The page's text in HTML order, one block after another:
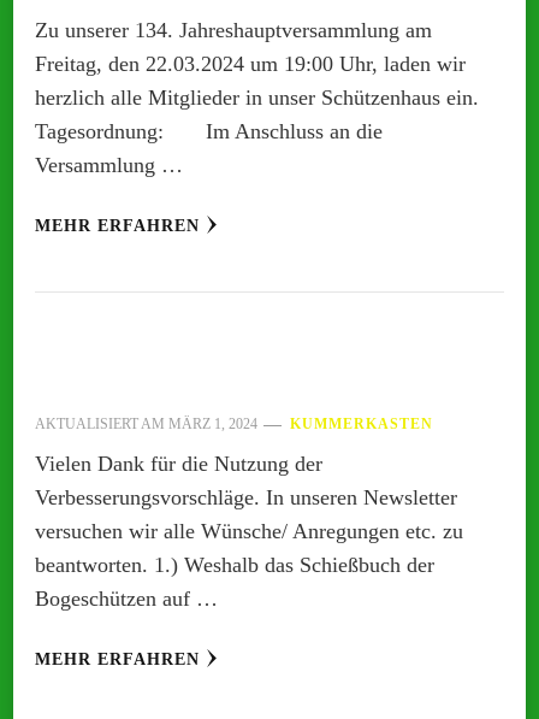
Zu unserer 134. Jahreshauptversammlung am
Freitag, den 22.03.2024 um 19:00 Uhr, laden wir
herzlich alle Mitglieder in unser Schützenhaus ein.
Tagesordnung: Im Anschluss an die
Versammlung …
MEHR ERFAHREN
AKTUALISIERT AM MÄRZ 1, 2024 KUMMERKASTEN
Vielen Dank für die Nutzung der
Verbesserungsvorschläge. In unseren Newsletter
versuchen wir alle Wünsche/ Anregungen etc. zu
beantworten. 1.) Weshalb das Schießbuch der
Bogeschützen auf …
MEHR ERFAHREN